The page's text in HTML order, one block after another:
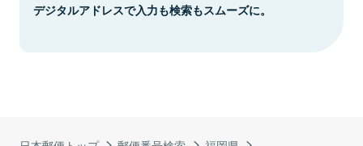
デジタルアドレスで入力も検索もスムーズに。